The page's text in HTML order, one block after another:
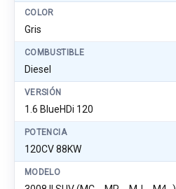
COLOR
Gris
COMBUSTIBLE
Diesel
VERSIÓN
1.6 BlueHDi 120
POTENCIA
120CV 88KW
MODELO